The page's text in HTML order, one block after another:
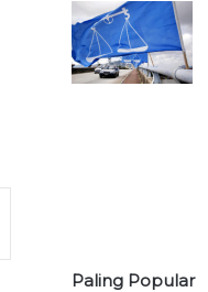
Paling Popular